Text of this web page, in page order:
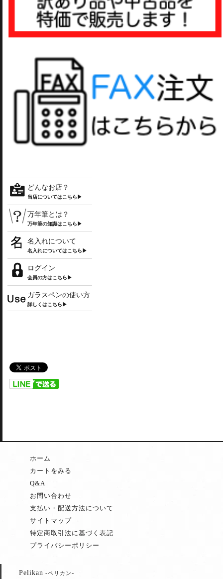
どんなお店？
当店についてはこちら▶
万年筆とは？
万年筆の知識はこちら▶
名入れについて
名入れについてはこちら▶
ログイン
会員の方はこちら▶
ガラスペンの使い方
詳しくはこちら▶
ホーム
カートをみる
Q&A
お問い合わせ
支払い・配送方法について
サイトマップ
特定商取引法に基づく表記
プライバシーポリシー
Pelikan -ペリカン-